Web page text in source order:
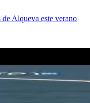
de Alqueva este verano